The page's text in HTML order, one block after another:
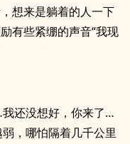
想来是躺着的人一下
有些紧绷的声音“我现
还没想好，你来了…
，哪怕隔着几千公里